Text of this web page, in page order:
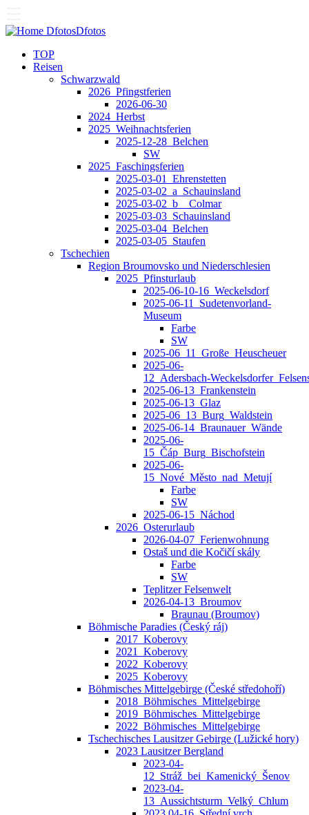
DfotosDfotos
TOP
Reisen
Schwarzwald
2026_Pfingstferien
2026-06-30
2024_Herbst
2025_Weihnachtsferien
2025-12-28_Belchen
SW
2025_Faschingsferien
2025-03-01_Ehrenstetten
2025-03-02_a_Schauinsland
2025-03-02_b__Colmar
2025-03-03_Schauinsland
2025-03-04_Belchen
2025-03-05_Staufen
Tschechien
Region Broumovsko und Niederschlesien
2025_Pfinsturlaub
2025-06-10-16_Weckelsdorf
2025-06-11_Sudetenvorland-
Museum
Farbe
SW
2025-06_11_Große_Heuscheuer
2025-06-
2025-06-13_Frankenstein
2025-06-13_Glaz
2025-06_13_Burg_Waldstein
2025-06-14_Braunauer_Wände
2025-06-
15_Čáp_Burg_Bischofstein
2025-06-
15_Nové_Město_nad_Metují
Farbe
SW
2025-06-15_Náchod
2026_Osterurlaub
2026-04-07_Ferienwohnung
Ostaš und die Kočičí skály
Farbe
SW
Teplitzer Felsenwelt
2026-04-13_Broumov
Braunau (Broumov)
Böhmische Paradies (Český ráj)
2017_Koberovy
2021_Koberovy
2022_Koberovy
2025_Koberovy
Böhmisches Mittelgebirge (České středohoří)
2018_Böhmisches_Mittelgebirge
2019_Böhmisches_Mittelgebirge
2022_Böhmisches_Mittelgebirge
Tschechisches Lausitzer Gebirge (Lužické hory)
2023 Lausitzer Bergland
2023-04-
12_Stráž_bei_Kamenický_Šenov
2023-04-
13_Aussichtsturm_Velký_Chlum